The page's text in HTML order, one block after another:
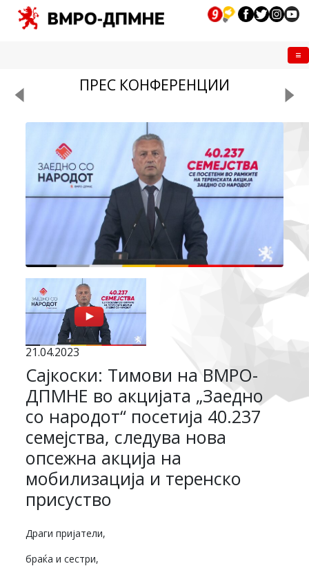
ПРЕС КОНФЕРЕНЦИИ
21.04.2023
Сајкоски: Тимови на ВМРО-
ДПМНЕ во акцијата „Заедно
со народот“ посетија 40.237
семејства, следува нова
опсежна акција на
мобилизација и теренско
присуство
Драги пријатели,
браќа и сестри,